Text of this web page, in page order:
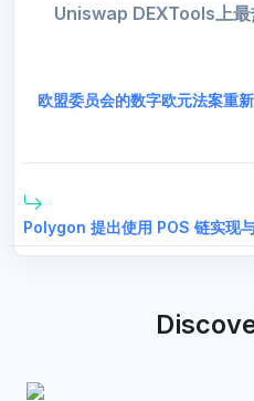
Uniswap DEXTools上
欧盟委员会的数字欧元法案重
Polygon 提出使用 POS 链实现